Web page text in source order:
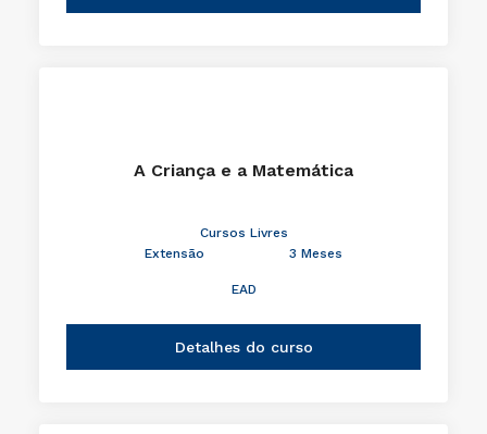
A Criança e a Matemática
Cursos Livres
Extensão
3 Meses
EAD
Detalhes do curso